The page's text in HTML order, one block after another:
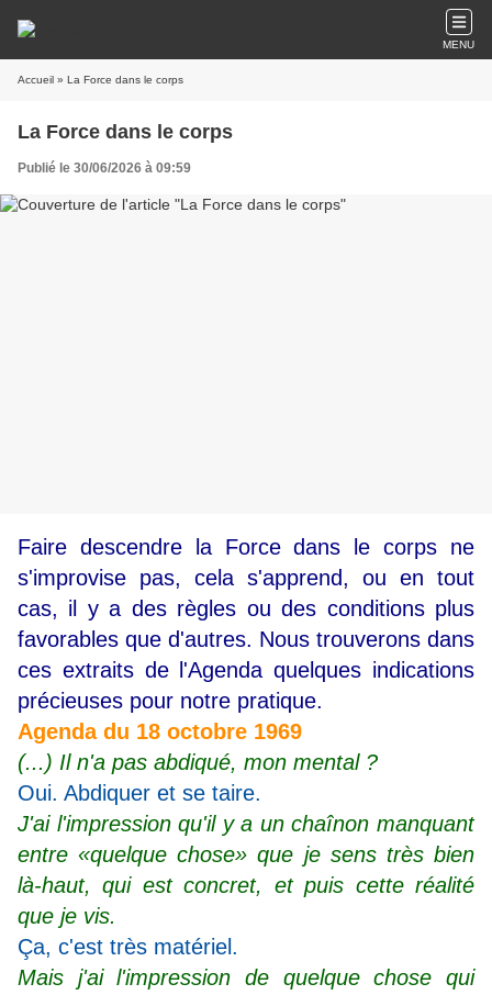
MENU
Accueil » La Force dans le corps
La Force dans le corps
Publié le 30/06/2026 à 09:59
Faire descendre la Force dans le corps ne
s'improvise pas, cela s'apprend, ou en tout
cas, il y a des règles ou des conditions plus
favorables que d'autres. Nous trouverons dans
ces extraits de l'Agenda quelques indications
précieuses pour notre pratique.
Agenda du 18 octobre 1969
(...) Il n'a pas abdiqué, mon mental ?
Oui. Abdiquer et se taire.
J'ai l'impression qu'il y a un chaînon manquant
entre «quelque chose» que je sens très bien
là-haut, qui est concret, et puis cette réalité
que je vis.
Ça, c'est très matériel.
Mais j'ai l'impression de quelque chose qui